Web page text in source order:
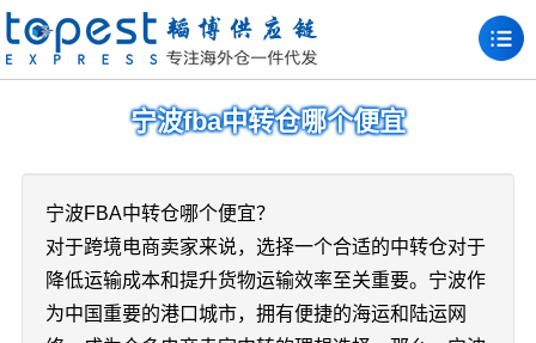
宁波fba中转仓哪个便宜
宁波FBA中转仓哪个便宜？
对于跨境电商卖家来说，选择一个合适的中转仓对于
降低运输成本和提升货物运输效率至关重要。宁波作
为中国重要的港口城市，拥有便捷的海运和陆运网